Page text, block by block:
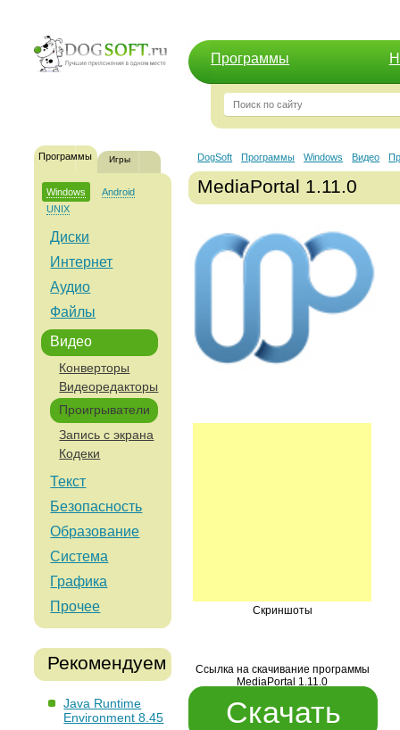
Программы
Программы Игры
Windows
Android
UNIX
Диски
Интернет
Аудио
Файлы
Видео
Конверторы
Видеоредакторы
Проигрыватели
Запись с экрана
Кодеки
Текст
Безопасность
Образование
Система
Графика
Прочее
Рекомендуем
Java Runtime
Environment 8.45
DogSoft Программы Windows Видео
MediaPortal 1.11.0
Скриншоты
Ссылка на скачивание программы
MediaPortal 1.11.0
Скачать